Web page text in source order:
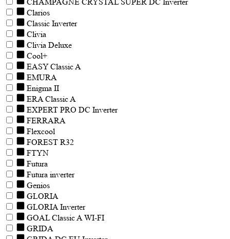
Clarios
Classic Inverter
Clivia
Clivia Deluxe
Cool+
EASY Classic A
EMURA
Enigma II
ERA Classic A
EXPERT PRO DC Inverter
FERRARA
Flexcool
FOREST R32
FTYN
Futura
Futura inverter
Genios
GLORIA
GLORIA Inverter
GOAL Classic A WI-FI
GRIDA